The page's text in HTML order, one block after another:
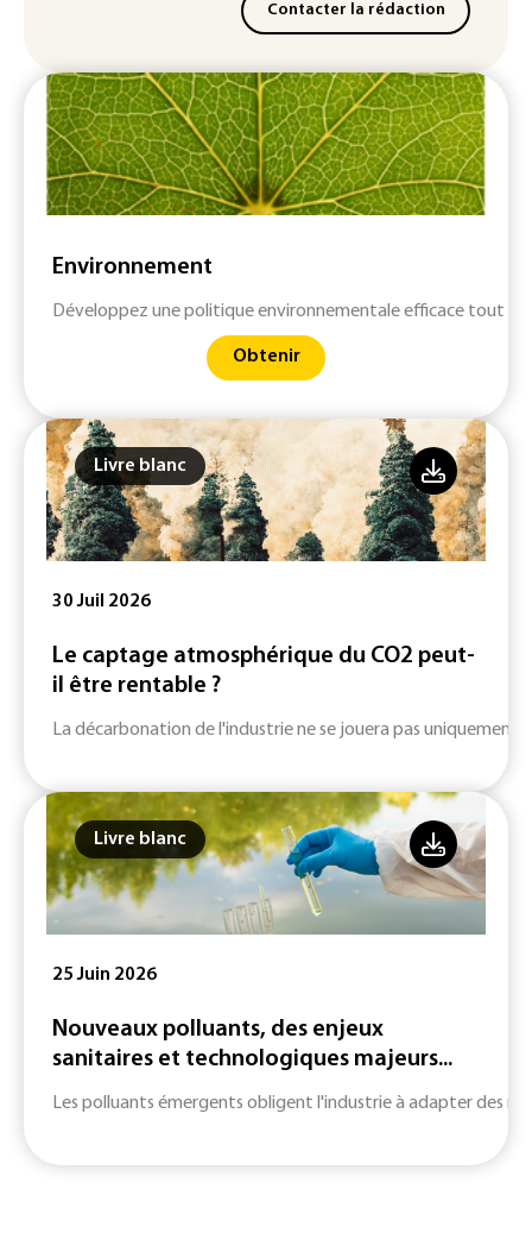
Contacter la rédaction
Environnement
Développez une politique environnementale efficace tout
Obtenir
Livre blanc
30 Juil 2026
Le captage atmosphérique du CO2 peut-
il être rentable ?
La décarbonation de l'industrie ne se jouera pas uniquement
Livre blanc
25 Juin 2026
Nouveaux polluants, des enjeux
sanitaires et technologiques majeurs...
Les polluants émergents obligent l'industrie à adapter des